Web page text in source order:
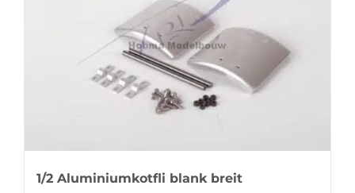
1/2 Aluminiumkotfli blank breit